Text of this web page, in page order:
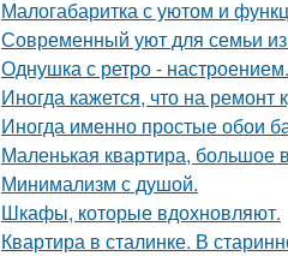
Малогабаритка с уютом и
Современный уют для семьи из
Однушка с ретро - настроением.
Иногда кажется, что на ремонт
Иногда именно простые обои
Маленькая квартира, большое
Минимализм с душой.
Шкафы, которые вдохновляют.
Квартира в сталинке. В